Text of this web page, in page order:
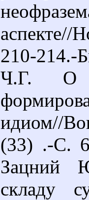
аспекте//
210-214.-
Ч.Г. О
идиом//
(33) .-С.
Зацний
складу